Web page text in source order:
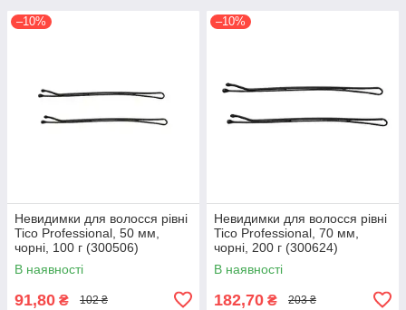
–10%
Невидимки для волосся рівні
Tico Professional, 50 мм,
чорні, 100 г (300506)
В наявності
91,80 ₴ 102 ₴
–10%
Невидимки для волосся рівні
Tico Professional, 70 мм,
чорні, 200 г (300624)
В наявності
182,70 ₴ 203 ₴